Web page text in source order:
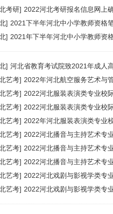
考研] 2022河北考研报名信息网上
] 2021下半年河北中小学教师资格
] 2021年下半年河北中小学教师资
] 河北省教育考试院致2021年成人
艺考] 2022年河北航空服务艺术与
艺考] 2022河北服装表演类专业校
艺考] 2022河北服装表演类专业校
艺考] 2022年河北服装表演类专业
艺考] 2022河北播音与主持艺术专
艺考] 2022河北播音与主持艺术专
艺考] 2022河北播音与主持艺术专
艺考] 2022河北戏剧与影视学类专
艺考] 2022河北戏剧与影视学类专